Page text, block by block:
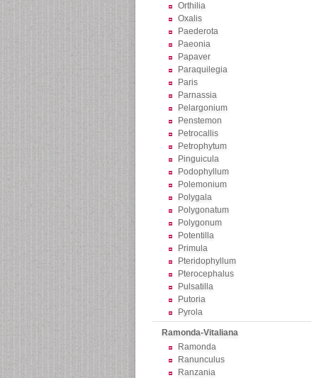
Orthilia
Oxalis
Paederota
Paeonia
Papaver
Paraquilegia
Paris
Parnassia
Pelargonium
Penstemon
Petrocallis
Petrophytum
Pinguicula
Podophyllum
Polemonium
Polygala
Polygonatum
Polygonum
Potentilla
Primula
Pteridophyllum
Pterocephalus
Pulsatilla
Putoria
Pyrola
Ramonda-Vitaliana
Ramonda
Ranunculus
Ranzania